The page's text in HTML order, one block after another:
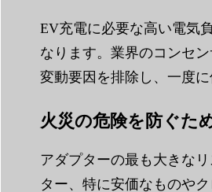
EV充電に必要な高い電気
なります。業界のコンセ
変動要因を排除し、一度
火災の危険を防ぐた
アダプターの最も大きな
ター、特に安価なものや